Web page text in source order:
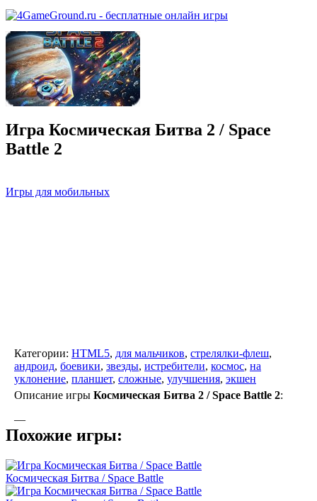
Игра Космическая Битва 2 / Space
Battle 2
Игры для мобильных
Категории: HTML5, для мальчиков, стрелялки-флеш,
андроид, боевики, звезды, истребители, космос, на
уклонение, планшет, сложные, улучшения, экшен
Описание игры Космическая Битва 2 / Space Battle 2:
—
Похожие игры:
Космическая Битва / Space Battle